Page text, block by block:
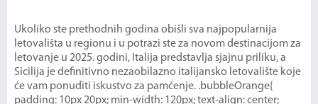
Ukoliko ste prethodnih godina obišli sva najpopularnija
letovališta u regionu i u potrazi ste za novom destinacijom za
letovanje u 2025. godini, Italija predstavlja sjajnu priliku, a
Sicilija je definitivno nezaobilazno italijansko letovalište koje
će vam ponuditi iskustvo za pamćenje. .bubbleOrange{
padding: 10px 20px; min-width: 120px; text-align: center;